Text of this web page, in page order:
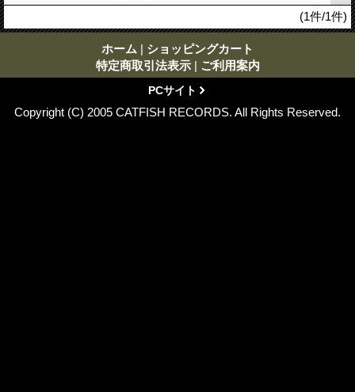
(1件/1件)
ホーム | ショッピングカート
特定商取引法表示 | ご利用案内
PCサイト
Copyright (C) 2005 CATFISH RECORDS. All Rights Reserved.